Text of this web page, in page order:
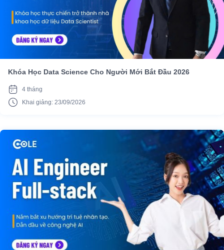
Khóa Học Data Science Cho Người Mới Bắt Đầu 2026
4 tháng
Khai giảng: 23/09/2026